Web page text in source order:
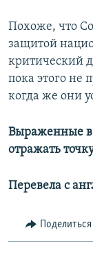
Похоже, что
защитой
критический
пока этого не
когда же они
Выраженные в
отражать
Перевела с
Поделиться